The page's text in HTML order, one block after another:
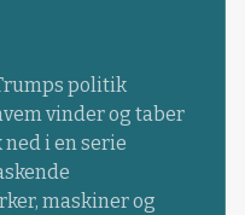
politik
vinder og taber
i en serie
maskiner og